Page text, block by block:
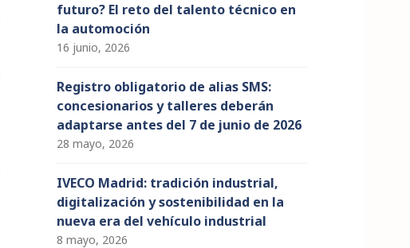
futuro? El reto del talento técnico en
la automoción
16 junio, 2026
Registro obligatorio de alias SMS:
concesionarios y talleres deberán
adaptarse antes del 7 de junio de 2026
28 mayo, 2026
IVECO Madrid: tradición industrial,
digitalización y sostenibilidad en la
nueva era del vehículo industrial
8 mayo, 2026